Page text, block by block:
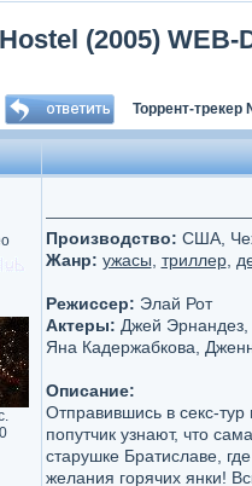
(2005) WEB-
Торрент-трекер
Производство: США,
Жанр: ужасы триллер,
Режиссер: Элай Рот
Актеры: Джей Эрнандез,
Яна Кадержабкова,
Описание:
Отправившись в секс-
попутчик узнают, что
старушке Братиславе,
желания горячих янки!